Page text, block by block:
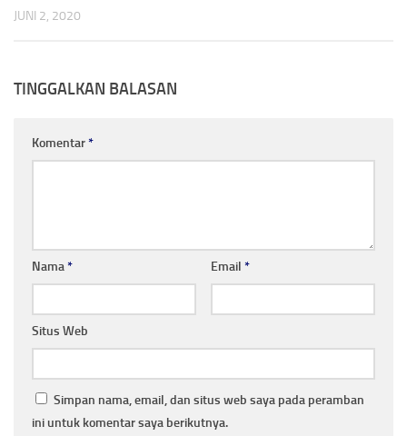
JUNI 2, 2020
TINGGALKAN BALASAN
Komentar*
Nama* Email *
Situs Web
Simpan nama, email, dan situs web saya pada peramban
ini untuk komentar saya berikutnya.